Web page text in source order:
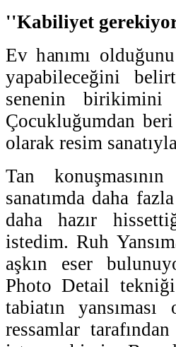
''Kabiliyet
Ev hanımı
yapabileceğini
senenin birikimini
Çocukluğumdan
olarak resim
Tan
sanatımda daha
daha hazır
istedim. Ruh
aşkın eser
Photo Detail
tabiatın
ressamlar